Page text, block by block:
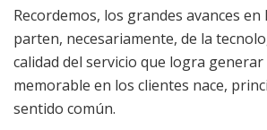
Recordemos, los grandes avances
parten, necesariamente, de la
calidad del servicio que logra
memorable en los clientes nace,
sentido común.